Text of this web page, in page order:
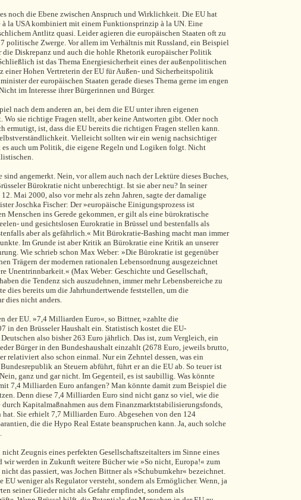
noch die Ebene zwischen Anspruch und Wirklichkeit. Die EU hat
à la USA kombiniert mit einem Funktionsprinzip à la UN. Eine
Antlitz quasi. Leider agieren die europäischen Staaten oft zu
politische Zwerge. Vor allem im Verhältnis mit Russland, ein Beispiel
die Diskrepanz und auch die hohle Rhetorik europäischer Politik
ist das Thema Energiesicherheit eines der außenpolitischen
einer Hohen Vertreterin der EU für Außen- und Sicherheitspolitik
der europäischen Staaten gerade dieses Thema gerne im engen
im Interesse ihrer Bürgerinnen und Bürger.
nach dem anderen an, bei dem die EU unter ihren eigenen
sie richtige Fragen stellt, aber keine Antworten gibt. Oder noch
ermutigt, ist, dass die EU bereits die richtigen Fragen stellen kann.
Vielleicht sollten wir ein wenig nachsichtiger
auch um Politik, die eigene Regeln und Logiken folgt. Nicht
angemerkt. Nein, vor allem auch nach der Lektüre dieses Buches,
Bürokratie nicht unberechtigt. Ist sie aber neu? In seiner
Mai 2000, also vor mehr als zehn Jahren, sagte der damalige
Joschka Fischer: Der »europäische Einigungsprozess ist
Menschen ins Gerede gekommen, er gilt als eine bürokratische
und gesichtslosen Eurokratie in Brüssel und bestenfalls als
aber als gefährlich.« Mit Bürokratie-Bashing macht man immer
Im Grunde ist aber Kritik an Bürokratie eine Kritik an unserer
Wie schrieb schon Max Weber: »Die Bürokratie ist gegenüber
Trägern der modernen rationalen Lebensordnung ausgezeichnet
Unentrinnbarkeit.« (Max Weber: Geschichte und Gesellschaft,
die Tendenz sich auszudehnen, immer mehr Lebensbereiche zu
dies bereits um die Jahrhundertwende feststellen, um die
dies nicht anders.
der EU. »7,4 Milliarden Euro«, so Bittner, »zahlte die
in den Brüsseler Haushalt ein. Statistisch kostet die EU-
also bisher 263 Euro jährlich. Das ist, zum Vergleich, ein
Bürger in den Bundeshaushalt einzahlt (2678 Euro, jeweils brutto,
relativiert also schon einmal. Nur ein Zehntel dessen, was ein
an Steuern abführt, führt er an die EU ab. So teuer ist
ganz und gar nicht. Im Gegenteil, es ist saubillig. Was könnte
7,4 Milliarden Euro anfangen? Man könnte damit zum Beispiel die
Denn diese 7,4 Milliarden Euro sind nicht ganz so viel, wie die
Kapitalmaßnahmen aus dem Finanzmarktstabilisierungsfonds,
hat. Sie erhielt 7,7 Milliarden Euro. Abgesehen von den 124
die die Hypo Real Estate beanspruchen kann. Ja, auch solche
Zeugnis eines perfekten Gesellschaftszeitalters im Sinne eines
wir werden in Zukunft weitere Bücher wie »So nicht, Europa!« zum
das passiert, was Jochen Bittner als »Schubumkehr« bezeichnet.
EU weniger als Regulator versteht, sondern als Ermöglicher. Wenn, ja
seiner Glieder nicht als Gefahr empfindet, sondern als